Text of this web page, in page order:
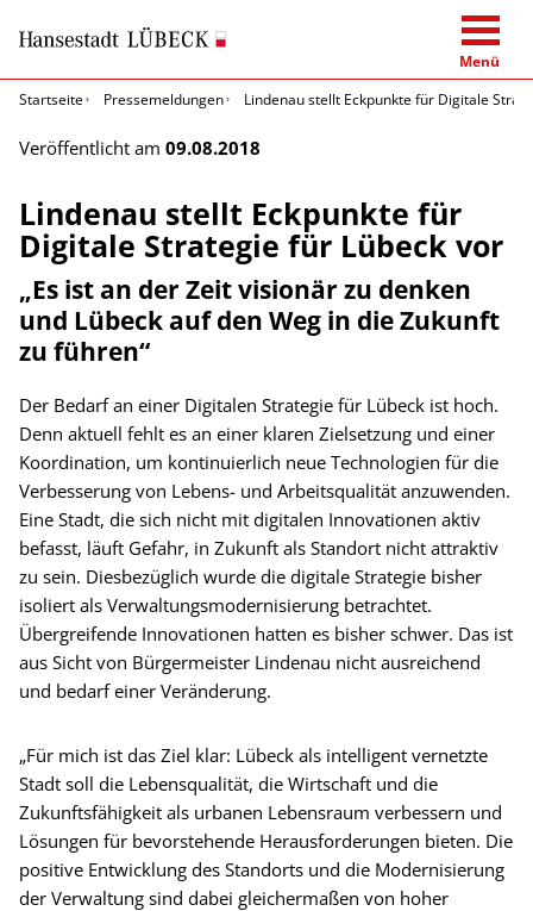
Menü
Startseite
Pressemeldungen Lindenau stellt Eckpunkte für Digitale
Veröffentlicht am 09.08.2018
Lindenau stellt Eckpunkte für
Digitale Strategie für Lübeck vor
„Es ist an der Zeit visionär zu denken
und Lübeck auf den Weg in die Zukunft
zu führen“
Der Bedarf an einer Digitalen Strategie für Lübeck ist hoch.
Denn aktuell fehlt es an einer klaren Zielsetzung und einer
Koordination, um kontinuierlich neue Technologien für die
Verbesserung von Lebens- und Arbeitsqualität anzuwenden.
Eine Stadt, die sich nicht mit digitalen Innovationen aktiv
befasst, läuft Gefahr, in Zukunft als Standort nicht attraktiv
zu sein. Diesbezüglich wurde die digitale Strategie bisher
isoliert als Verwaltungsmodernisierung betrachtet.
Übergreifende Innovationen hatten es bisher schwer. Das ist
aus Sicht von Bürgermeister Lindenau nicht ausreichend
und bedarf einer Veränderung.
„Für mich ist das Ziel klar: Lübeck als intelligent vernetzte
Stadt soll die Lebensqualität, die Wirtschaft und die
Zukunftsfähigkeit als urbanen Lebensraum verbessern und
Lösungen für bevorstehende Herausforderungen bieten. Die
positive Entwicklung des Standorts und die Modernisierung
der Verwaltung sind dabei gleichermaßen von hoher